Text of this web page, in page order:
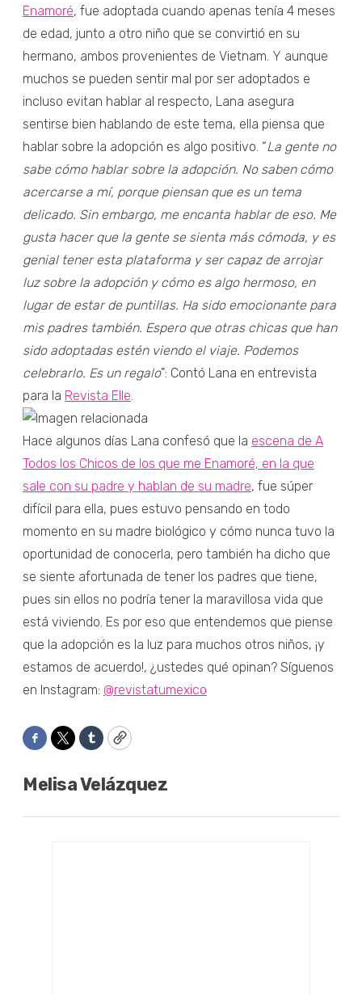
Enamoré, fue adoptada cuando apenas tenía 4 meses
de edad, junto a otro niño que se convirtió en su
hermano, ambos provenientes de Vietnam. Y aunque
muchos se pueden sentir mal por ser adoptados e
incluso evitan hablar al respecto, Lana asegura
sentirse bien hablando de este tema, ella piensa que
hablar sobre la adopción es algo positivo. “La gente no
sabe cómo hablar sobre la adopción. No saben cómo
acercarse a mí, porque piensan que es un tema
delicado. Sin embargo, me encanta hablar de eso. Me
gusta hacer que la gente se sienta más cómoda, y es
genial tener esta plataforma y ser capaz de arrojar
luz sobre la adopción y cómo es algo hermoso, en
lugar de estar de puntillas. Ha sido emocionante para
mis padres también. Espero que otras chicas que han
sido adoptadas estén viendo el viaje. Podemos
celebrarlo. Es un regalo": Contó Lana en entrevista
para la Revista Elle
Hace algunos días Lana confesó que la escena de A
Todos los Chicos de los que me Enamoré, en la que
sale con su padre y hablan de su madre, fue súper
difícil para ella, pues estuvo pensando en todo
momento en su madre biológico y cómo nunca tuvo la
oportunidad de conocerla, pero también ha dicho que
se siente afortunada de tener los padres que tiene,
pues sin ellos no podría tener la maravillosa vida que
está viviendo. Es por eso que entendemos que piense
que la adopción es la luz para muchos otros niños, ¡y
estamos de acuerdo!, ¿ustedes qué opinan? Síguenos
en Instagram: @revistatumexico
Facebook
TwitterTumblrCopy
Melisa Velázquez